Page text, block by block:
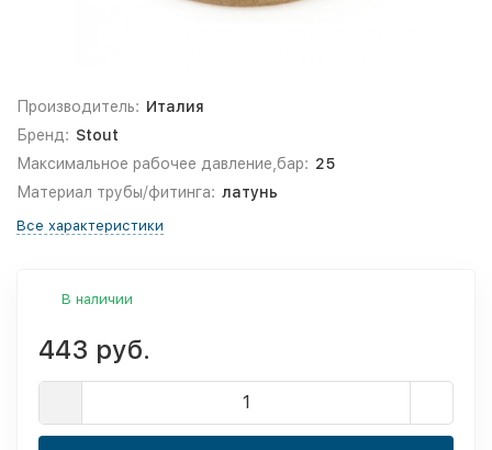
Производитель: Италия
Бренд: Stout
Максимальное рабочее давление,бар: 25
Материал трубы/фитинга: латунь
Все характеристики
В наличии
443 руб.